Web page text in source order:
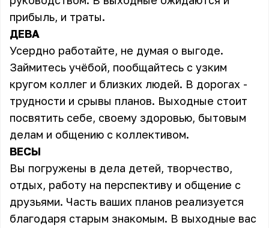
прибыль, и траты.
ДЕВА
Усердно работайте, не думая о выгоде.
Займитесь учёбой, пообщайтесь с узким
кругом коллег и близких людей. В дорогах -
трудности и срывы планов. Выходные стоит
посвятить себе, своему здоровью, бытовым
делам и общению с коллективом.
ВЕСЫ
Вы погружены в дела детей, творчество,
отдых, работу на перспективу и общение с
друзьями. Часть ваших планов реализуется
благодаря старым знакомым. В выходные вас